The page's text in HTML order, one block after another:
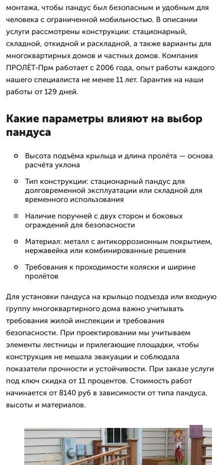
монтажа, чтобы пандус был безопасным и удобным для
человека с ограниченной мобильностью. В описании
услуги рассмотрены конструкции: стационарный,
складной, откидной и раскладной, а также варианты для
многоквартирных домов и частных домов. Компания
ПРОЛЁТ-Прм работает с 2006 года, опыт работы каждого
нашего специалиста не менее 11 лет. Гарантия на наши
работы от 129 дней.
Какие параметры влияют на выбор
пандуса
Высота подъёма крыльца и длина пролёта — основа
расчёта уклона
Тип конструкции: стационарный пандус для
долговременной эксплуатации или складной для
временного использования
Наличие поручней с двух сторон и боковых
ограждений для безопасности
Материал: металл с антикоррозионным покрытием,
нержавейка или комбинированные решения
Требования к проходимости коляски и ширине
пролётов
Для установки пандуса на крыльцо подъезда или входную
группу многоквартирного дома важно учитывать
требования жилой инспекции и требования
безопасности. При проектировании мы учитываем
элементы лестницы и прилегающие площадки, чтобы
конструкция не мешала эвакуации и соблюдала
показатели прочности и устойчивости. При заказе услуги
под ключ скидка от 11 процентов. Стоимость работ
начинается от 8140 руб в зависимости от типа пандуса,
высоты и материалов.